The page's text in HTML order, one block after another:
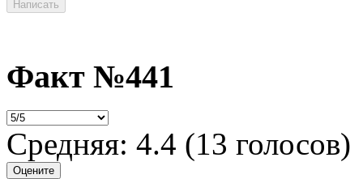
Факт №441
Средняя: 4.4 (13 голосов)